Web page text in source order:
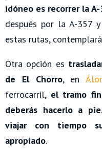
idóneo es recorrer la
después por la A-357
estas rutas,
Otra opción es
de El Chorro, en
ferrocarril, el tramo
deberás hacerlo a pie
viajar con tiempo
apropiado.